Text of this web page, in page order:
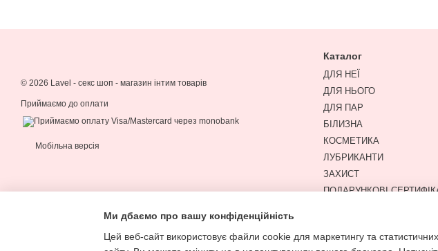
© 2026 Lavel - секс шоп - магазин інтим товарів
Приймаємо до оплати
Мобільна версія
Каталог
ДЛЯ НЕЇ
ДЛЯ НЬОГО
ДЛЯ ПАР
БІЛИЗНА
КОСМЕТИКА
ЛУБРИКАНТИ
ЗАХИСТ
ПОДАРУНКОВІ
Ми дбаємо про вашу конфіденційність
Цей веб-сайт використовує файли cookie для маркетингу та